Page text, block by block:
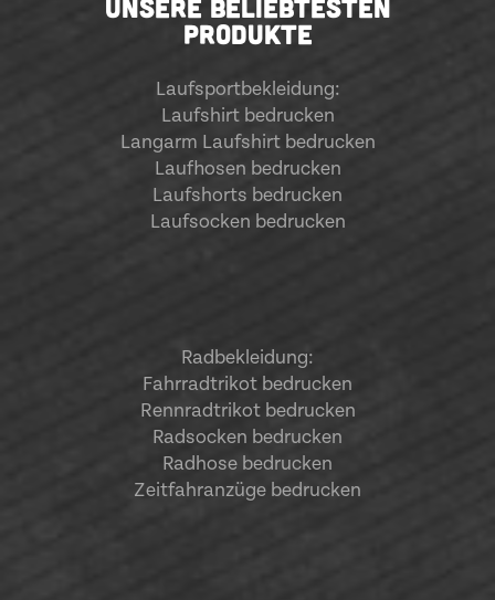
UNSERE BELIEBTESTEN
PRODUKTE
Laufsportbekleidung:
Laufshirt bedrucken
Langarm Laufshirt bedrucken
Laufhosen bedrucken
Laufshorts bedrucken
Laufsocken bedrucken
Radbekleidung:
Fahrradtrikot bedrucken
Rennradtrikot bedrucken
Radsocken bedrucken
Radhose bedrucken
Zeitfahranzüge bedrucken